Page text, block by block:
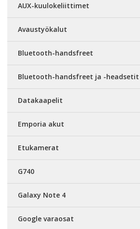
AUX-kuulokeliittimet
Avaustyökalut
Bluetooth-handsfreet
Bluetooth-handsfreet ja -headsetit
Datakaapelit
Emporia akut
Etukamerat
G740
Galaxy Note 4
Google varaosat